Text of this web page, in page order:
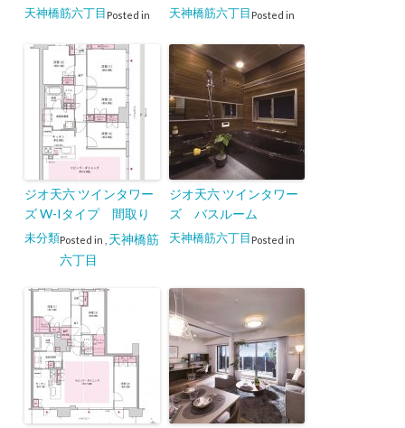
Posted in
天神橋筋六丁目 Posted in
天神橋筋六丁目
ジオ天六 ツインタワー
ズ W-Iタイプ 間取り
Posted in
未分類
天神橋筋
六丁目
ジオ天六 ツインタワー
ズ バスルーム
Posted in
天神橋筋六丁目